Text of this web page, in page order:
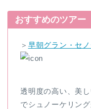
おすすめのツアー
＞ 早朝グラン・セ
透明度の高い、美
でシュノーケリン